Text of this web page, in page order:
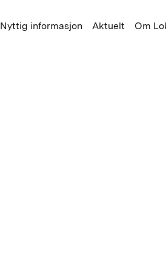
Nyttig informasjon Aktuelt Om